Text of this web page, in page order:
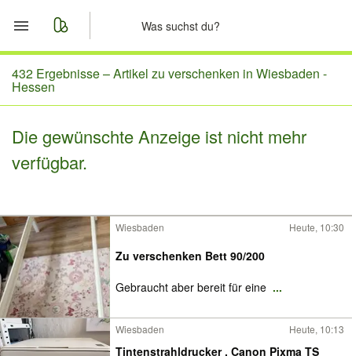
Start
Merkliste
Nachrichten
432 Ergebnisse –Artikel zu verschenken in Wiesbaden -
Hessen
Die gewünschte Anzeige ist nicht mehr
verfügbar.
Wiesbaden Heute, 10:30
Zu verschenken Bett 90/200
Gebraucht aber bereit für eine ...
Wiesbaden Heute, 10:13
Tintenstrahldrucker , Canon Pixma TS